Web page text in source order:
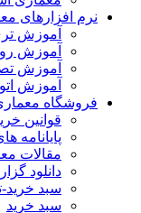
نرم افزارهای
آﻣﻮزش
آموزش
آموزش
آموزش
فروشگاه
قوانین
پایانامه
مقالات
دانلود
سبد
سبد خرید